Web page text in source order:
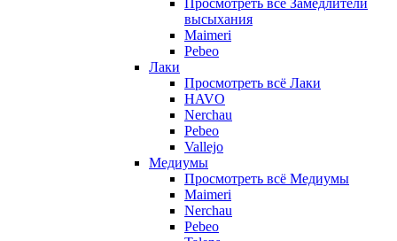
Просмотреть всё Замедлители
высыхания
Maimeri
Pebeo
Лаки
Просмотреть всё Лаки
HAVO
Nerchau
Pebeo
Vallejo
Медиумы
Просмотреть всё Медиумы
Maimeri
Nerchau
Pebeo